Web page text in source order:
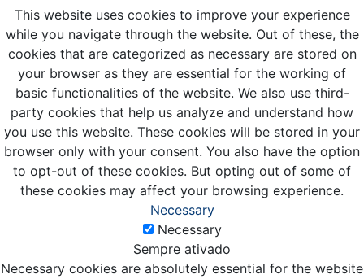
This website uses cookies to improve your experience
while you navigate through the website. Out of these, the
cookies that are categorized as necessary are stored on
your browser as they are essential for the working of
basic functionalities of the website. We also use third-
party cookies that help us analyze and understand how
you use this website. These cookies will be stored in your
browser only with your consent. You also have the option
to opt-out of these cookies. But opting out of some of
these cookies may affect your browsing experience.
Necessary
Necessary
Sempre ativado
Necessary cookies are absolutely essential for the website